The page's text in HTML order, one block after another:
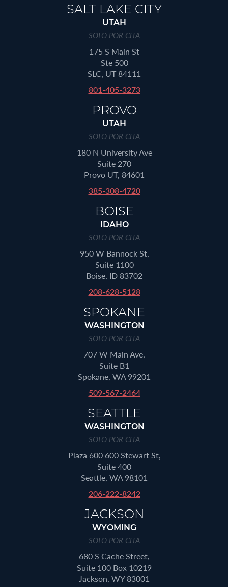
SALT LAKE CITY
UTAH
SOLO POR CITA
175 S Main St
Ste 500
SLC, UT 84111
801-405-3273
PROVO
UTAH
SOLO POR CITA
180 N University Ave
Suite 270
Provo UT, 84601
385-308-4720
BOISE
IDAHO
SOLO POR CITA
950 W Bannock St,
Suite 1100
Boise, ID 83702
208-628-5128
SPOKANE
WASHINGTON
SOLO POR CITA
707 W Main Ave,
Suite B1
Spokane, WA 99201
509-567-2464
SEATTLE
WASHINGTON
SOLO POR CITA
Plaza 600 600 Stewart St,
Suite 400
Seattle, WA 98101
206-222-8242
JACKSON
WYOMING
SOLO POR CITA
680 S Cache Street,
Suite 100 Box 10219
Jackson, WY 83001